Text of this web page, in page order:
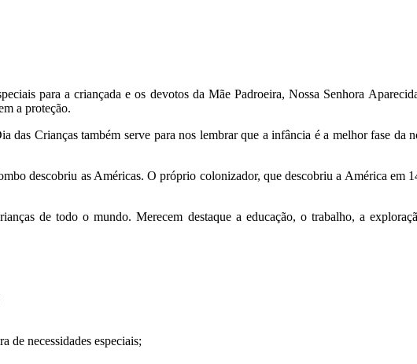
para a criançada e os devotos da Mãe Padroeira, Nossa Senhora
a proteção.
das Crianças também serve para nos lembrar que a infância é a melhor fase da
descobriu as Américas. O próprio colonizador, que descobriu a América em
de todo o mundo. Merecem destaque a educação, o trabalho, a
de necessidades especiais;